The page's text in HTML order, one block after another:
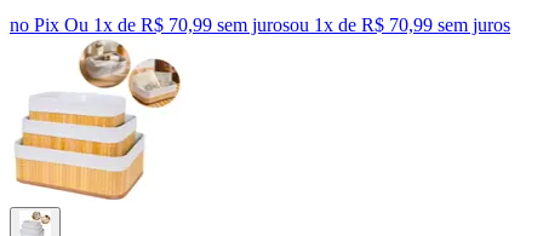
no Pix Ou 1x de R$ 70,99 sem jurosou 1x de R$ 70,99 sem juros